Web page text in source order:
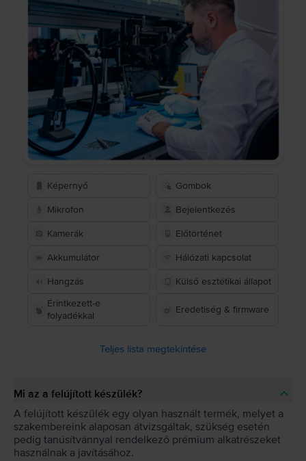
Képernyő Gombok
Mikrofon Bejelentkezés
Kamerák Előtörténet
Akkumulátor Hálózati kapcsolat
Hangzás
Külső esztétikai állapot
Érintkezett-e
folyadékkal
Eredetiség & firmware
Teljes lista megtekintése
Mi az a felújított készülék?
A felújított készülék egy olyan használt termék, melyet a
szakembereink alaposan átvizsgáltak, szükség esetén
pedig tanúsítvánnyal rendelkező prémium alkatrészeket
használnak a javításához.